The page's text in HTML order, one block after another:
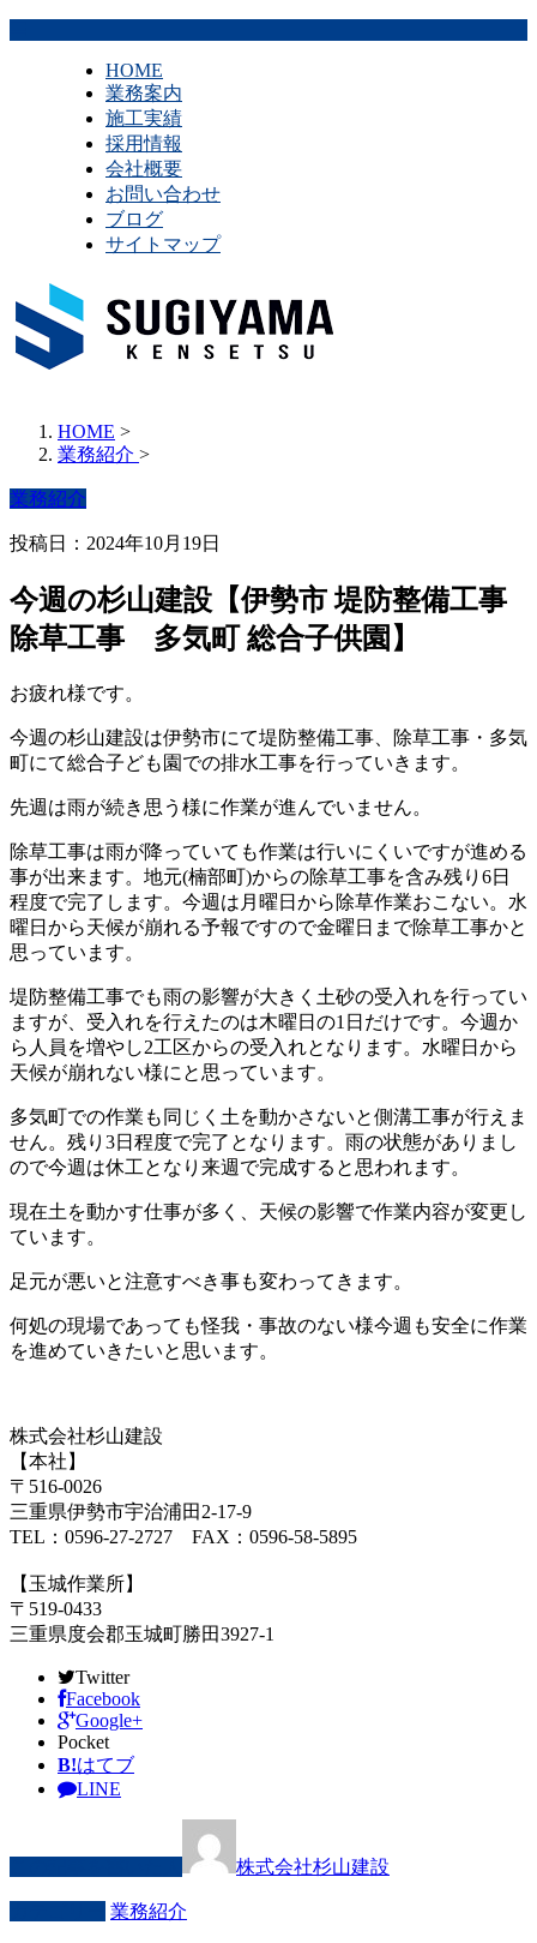
HOME
業務案内
施工実績
採用情報
会社概要
お問い合わせ
ブログ
サイトマップ
HOME >
業務紹介 >
業務紹介
投稿日：2024年10月19日
今週の杉山建設【伊勢市 堤防整備工事
除草工事 多気町 総合子供園】
お疲れ様です。
今週の杉山建設は伊勢市にて堤防整備工事、除草工事・多気
町にて総合子ども園での排水工事を行っていきます。
先週は雨が続き思う様に作業が進んでいません。
除草工事は雨が降っていても作業は行いにくいですが進める
事が出来ます。地元(楠部町)からの除草工事を含み残り6日
程度で完了します。今週は月曜日から除草作業おこない。水
曜日から天候が崩れる予報ですので金曜日まで除草工事かと
思っています。
堤防整備工事でも雨の影響が大きく土砂の受入れを行ってい
ますが、受入れを行えたのは木曜日の1日だけです。今週か
ら人員を増やし2工区からの受入れとなります。水曜日から
天候が崩れない様にと思っています。
多気町での作業も同じく土を動かさないと側溝工事が行えま
せん。残り3日程度で完了となります。雨の状態がありまし
ので今週は休工となり来週で完成すると思われます。
現在土を動かす仕事が多く、天候の影響で作業内容が変更し
ています。
足元が悪いと注意すべき事も変わってきます。
何処の現場であっても怪我・事故のない様今週も安全に作業
を進めていきたいと思います。
株式会社杉山建設
【本社】
〒516-0026
三重県伊勢市宇治浦田2-17-9
TEL：0596-27-2727 FAX：0596-58-5895
【玉城作業所】
〒519-0433
三重県度会郡玉城町勝田3927-1
Twitter
Facebook
Google+
Pocket
B!はてブ
LINE
株式会社杉山建設
業務紹介